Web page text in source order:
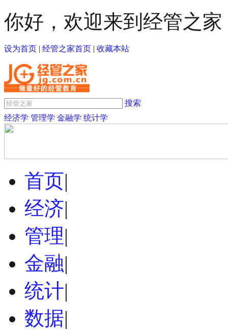
你好，欢迎来到经管之家
设为首页 | 经管之家首页 | 收藏本站
搜索
经济学 管理学 金融学 统计学
首页|
经济|
管理|
金融|
统计|
数据|